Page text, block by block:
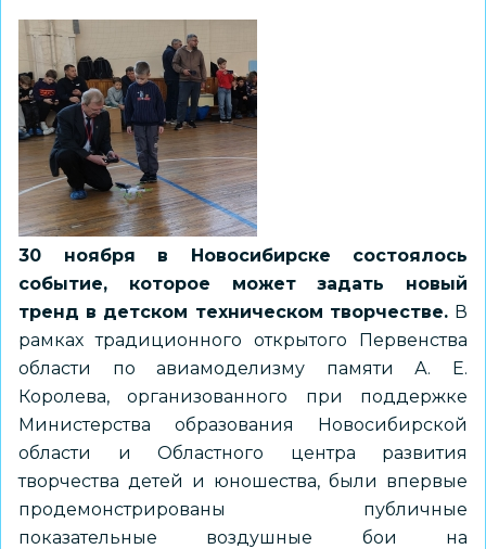
30 ноября в Новосибирске состоялось
событие, которое может задать новый
тренд в детском техническом творчестве. В
рамках традиционного открытого Первенства
области по авиамоделизму памяти А. Е.
Королева, организованного при поддержке
Министерства образования Новосибирской
области и Областного центра развития
творчества детей и юношества, были впервые
продемонстрированы публичные
показательные воздушные бои на